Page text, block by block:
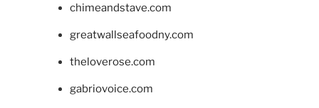
chimeandstave.com
greatwallseafoodny.com
theloverose.com
gabriovoice.com